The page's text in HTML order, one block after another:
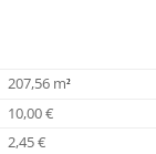
207,56 m²
10,00 €
2,45 €